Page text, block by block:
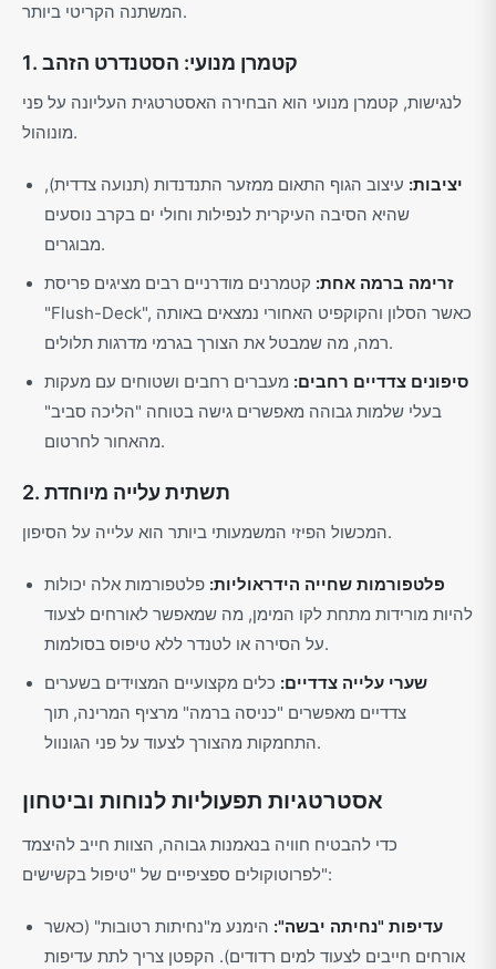
המשתנה הקריטי ביותר.
1. קטמרן מנועי: הסטנדרט הזהב
לנגישות, קטמרן מנועי הוא הבחירה האסטרטגית העליונה על פני
מונוהול.
יציבות: עיצוב הגוף התאום ממזער התנדנדות (תנועה צדדית),
שהיא הסיבה העיקרית לנפילות וחולי ים בקרב נוסעים
מבוגרים.
זרימה ברמה אחת: קטמרנים מודרניים רבים מציגים פריסת
"Flush-Deck", כאשר הסלון והקוקפיט האחורי נמצאים באותה
רמה, מה שמבטל את הצורך בגרמי מדרגות תלולים.
סיפונים צדדיים רחבים: מעברים רחבים ושטוחים עם מעקות
בעלי שלמות גבוהה מאפשרים גישה בטוחה "הליכה סביב"
מהאחור לחרטום.
2. תשתית עלייה מיוחדת
המכשול הפיזי המשמעותי ביותר הוא עלייה על הסיפון.
פלטפורמות שחייה הידראוליות: פלטפורמות אלה יכולות
להיות מורידות מתחת לקו המימן, מה שמאפשר לאורחים לצעוד
על הסירה או לטנדר ללא טיפוס בסולמות.
שערי עלייה צדדיים: כלים מקצועיים המצוידים בשערים
צדדיים מאפשרים "כניסה ברמה" מרציף המרינה, תוך
התחמקות מהצורך לצעוד על פני הגונוול.
אסטרטגיות תפעוליות לנוחות וביטחון
כדי להבטיח חוויה בנאמנות גבוהה, הצוות חייב להיצמד
לפרוטוקולים ספציפיים של "טיפול בקשישים":
עדיפות "נחיתה יבשה": הימנע מ"נחיתות רטובות" (כאשר
אורחים חייבים לצעוד למים רדודים). הקפטן צריך לתת עדיפות